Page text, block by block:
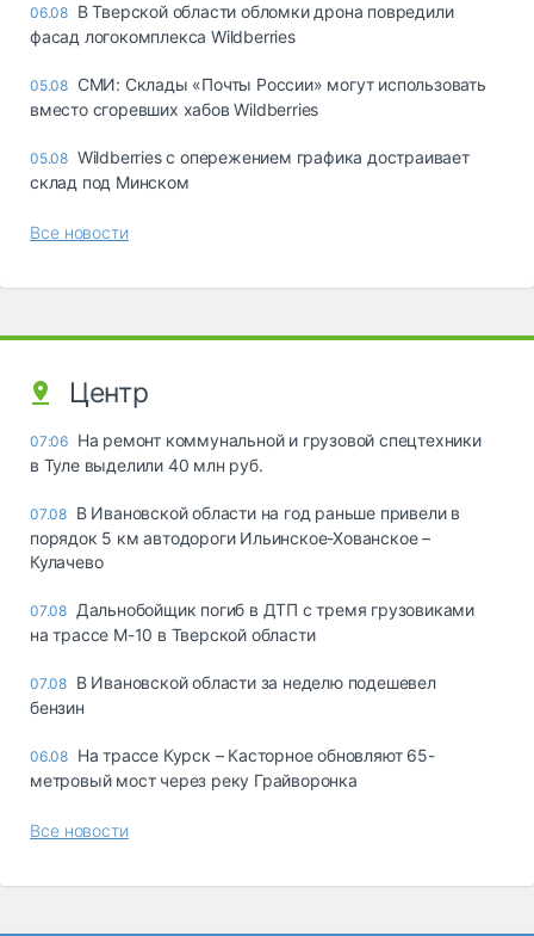
06.08 В Тверской области обломки дрона повредили
фасад логокомплекса Wildberries
05.08 СМИ: Склады «Почты России» могут использовать
вместо сгоревших хабов Wildberries
05.08 Wildberries с опережением графика достраивает
склад под Минском
Все новости
Центр
07:06 На ремонт коммунальной и грузовой спецтехники
в Туле выделили 40 млн руб.
07.08 В Ивановской области на год раньше привели в
порядок 5 км автодороги Ильинское-Хованское –
Кулачево
07.08 Дальнобойщик погиб в ДТП с тремя грузовиками
на трассе М-10 в Тверской области
07.08 В Ивановской области за неделю подешевел
бензин
06.08 На трассе Курск – Касторное обновляют 65-
метровый мост через реку Грайворонка
Все новости